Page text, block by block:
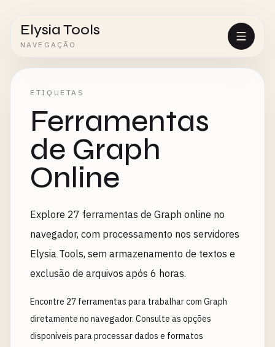
Elysia Tools
NAVEGAÇÃO
ETIQUETAS
Ferramentas
de Graph
Online
Explore 27 ferramentas de Graph online no
navegador, com processamento nos servidores
Elysia Tools, sem armazenamento de textos e
exclusão de arquivos após 6 horas.
Encontre 27 ferramentas para trabalhar com Graph
diretamente no navegador. Consulte as opções
disponíveis para processar dados e formatos